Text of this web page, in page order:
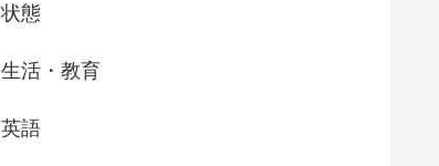
状態
生活・教育
英語